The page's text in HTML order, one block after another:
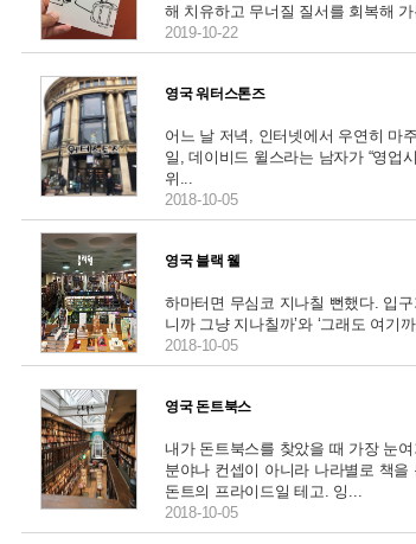
해 치유하고 무너질 질서를 회복해
2019-10-22
영국 워터스톤즈
어느 날 저녁, 인터넷에서 우연히 마
일, 데이비드 윌스라는 남자가 “영업
위...
2018-10-05
영국 블랙 웰
하마터면 무심코 지나칠 뻔했다. 입
니까 그냥 지나칠까’와 ‘그래도 여기
2018-10-05
영국 돈트북스
내가 돈트북스를 찾았을 때 가장 눈
분야나 컨셉이 아니라 나라별로 책
돈트의 프라이드일 테고. 잉...
2018-10-05